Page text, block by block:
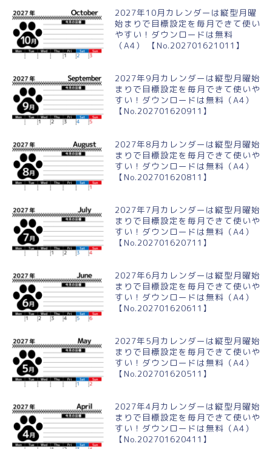
2027年10月カレンダーは縦型月曜
始まりで目標設定を毎月できて使い
やすい！ダウンロードは無料
（A4） 【No.202701621011】
2027年9月カレンダーは縦型月曜始
まりで目標設定を毎月できて使いや
すい！ダウンロードは無料（A4）
【No.202701620911】
2027年8月カレンダーは縦型月曜始
まりで目標設定を毎月できて使いや
すい！ダウンロードは無料（A4）
【No.202701620811】
2027年7月カレンダーは縦型月曜始
まりで目標設定を毎月できて使いや
すい！ダウンロードは無料（A4）
【No.202701620711】
2027年6月カレンダーは縦型月曜始
まりで目標設定を毎月できて使いや
すい！ダウンロードは無料（A4）
【No.202701620611】
2027年5月カレンダーは縦型月曜始
まりで目標設定を毎月できて使いや
すい！ダウンロードは無料（A4）
【No.202701620511】
2027年4月カレンダーは縦型月曜始
まりで目標設定を毎月できて使いや
すい！ダウンロードは無料（A4）
【No.202701620411】